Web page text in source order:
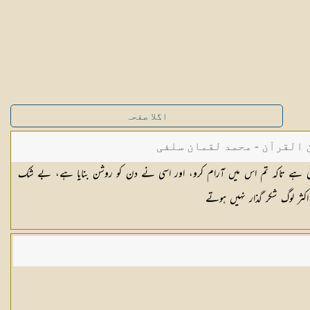
اگلا صفحہ
القرآن - محمد لقمان سلفی
ہے تاکہ تم اس میں آرام کرو، اور اسی نے دن کو روشن بنایا ہے، بے شک
لوگ شکر گذار نہیں ہوتے